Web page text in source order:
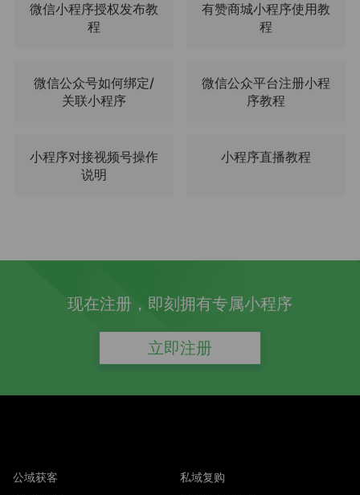
微信小程序授权发布教
程
有赞商城小程序使用教
程
微信公众号如何绑定/
关联小程序
微信公众平台注册小程
序教程
小程序对接视频号操作
说明
小程序直播教程
现在注册，即刻拥有专属小程序
立即注册
公域获客 私域复购